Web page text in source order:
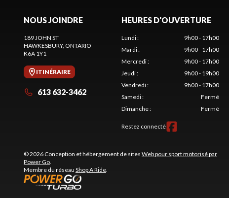
NOUS JOINDRE
189 JOHN ST
HAWKESBURY, ONTARIO
K6A 1Y1
ITINÉRAIRE
613 632-3462
HEURES D'OUVERTURE
Lundi:
9h00 - 17h00
Mardi:
9h00 - 17h00
Mercredi:
9h00 - 17h00
Jeudi:
9h00 - 19h00
Vendredi:
9h00 - 17h00
Samedi:
Fermé
Dimanche: Fermé
Restez connecté
© 2026 Conception et hébergement de sites Web pour sport motorisé par
Power Go.
Membre du réseau Shop A Ride.